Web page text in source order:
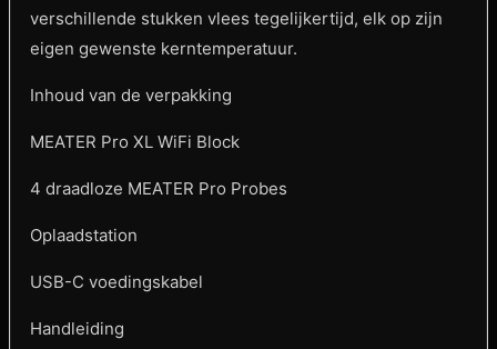
verschillende stukken vlees tegelijkertijd, elk op zijn
eigen gewenste kerntemperatuur.
Inhoud van de verpakking
MEATER Pro XL WiFi Block
4 draadloze MEATER Pro Probes
Oplaadstation
USB-C voedingskabel
Handleiding